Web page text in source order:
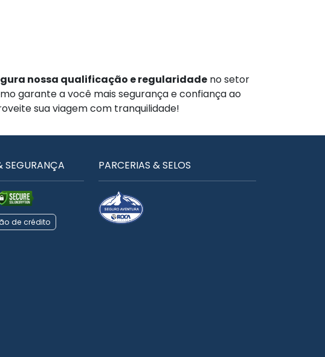
nossa qualificação e regularidade no setor
garante a você mais segurança e confiança ao
sua viagem com tranquilidade!
SEGURANÇA
de crédito
PARCERIAS & SELOS